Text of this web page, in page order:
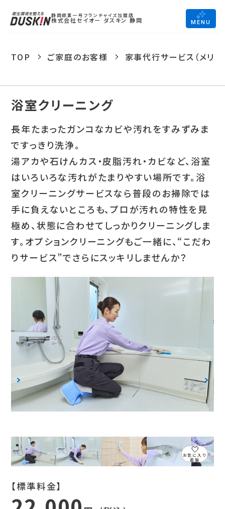
静岡県第一号フランチャイズ加盟店
株式会社セイオー ダスキン 静岡 MENU
TOP ご家庭のお客様 家事代行サービス（メリー
浴室クリーニング
長年たまったガンコなカビや汚れをすみずみま
ですっきり洗浄。
湯アカや石けんカス・皮脂汚れ・カビなど、浴室
はいろいろな汚れがたまりやすい場所です。浴
室クリーニングサービスなら普段のお掃除では
手に負えないところも、プロが汚れの特性を見
極め、状態に合わせてしっかりクリーニングしま
す。オプションクリーニングもご一緒に、“こだわ
りサービス”でさらにスッキリしませんか？
お気に入り
追加
【標準料金】